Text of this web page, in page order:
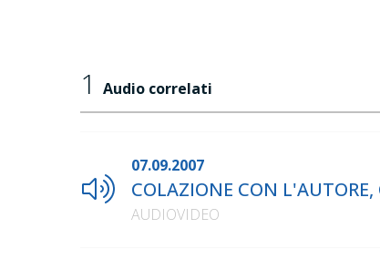
1 Audio correlati
07.09.2007
COLAZIONE CON
AUDIOVIDEO